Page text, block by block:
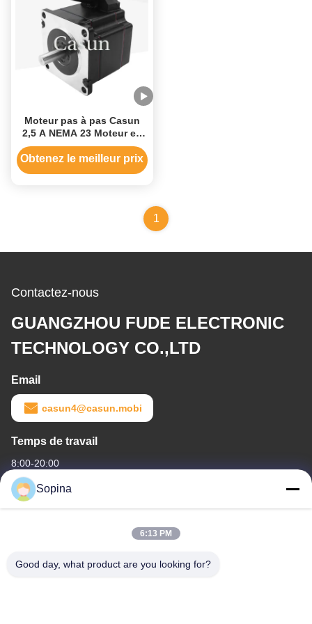
Moteur pas à pas Casun
2,5 A NEMA 23 Moteur en
boucle ouverte 1,1 Nm
étanche
Obtenez le meilleur prix
1
Contactez-nous
GUANGZHOU FUDE ELECTRONIC
TECHNOLOGY CO.,LTD
Email
casun4@casun.mobi
Temps de travail
8:00-20:00
Notre adresse
La zone industrielle de Pingxi n°61, ville de Huashan, district de
Sopina
6:13 PM
Good day, what product are you looking for?